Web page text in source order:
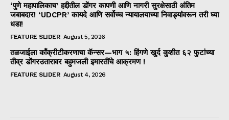
‘पुणे महापालिकाच’ हद्दीतील डोंगर कापणी आणि नागरी सुरक्षेसाठी अंतिम
जबाबदार! ‘UDCPR’ कायदे आणि सर्वोच्च न्यायालयाच्या निवाड्यांवरून तरी घ्या
धडा!
FEATURE SLIDER August 5, 2026
तळजाईला काँक्रीटीकरणाचा कॅन्सर—भाग ५: हिंगणे खुर्द कुशीत ६२ फुटांच्या
तीव्र डोंगरउतारावर बहुमजली इमारतींचे आक्रमण !
FEATURE SLIDER August 4, 2026